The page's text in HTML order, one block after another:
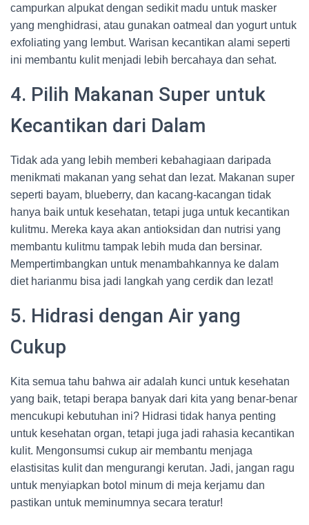
campurkan alpukat dengan sedikit madu untuk masker
yang menghidrasi, atau gunakan oatmeal dan yogurt untuk
exfoliating yang lembut. Warisan kecantikan alami seperti
ini membantu kulit menjadi lebih bercahaya dan sehat.
4. Pilih Makanan Super untuk
Kecantikan dari Dalam
Tidak ada yang lebih memberi kebahagiaan daripada
menikmati makanan yang sehat dan lezat. Makanan super
seperti bayam, blueberry, dan kacang-kacangan tidak
hanya baik untuk kesehatan, tetapi juga untuk kecantikan
kulitmu. Mereka kaya akan antioksidan dan nutrisi yang
membantu kulitmu tampak lebih muda dan bersinar.
Mempertimbangkan untuk menambahkannya ke dalam
diet harianmu bisa jadi langkah yang cerdik dan lezat!
5. Hidrasi dengan Air yang
Cukup
Kita semua tahu bahwa air adalah kunci untuk kesehatan
yang baik, tetapi berapa banyak dari kita yang benar-benar
mencukupi kebutuhan ini? Hidrasi tidak hanya penting
untuk kesehatan organ, tetapi juga jadi rahasia kecantikan
kulit. Mengonsumsi cukup air membantu menjaga
elastisitas kulit dan mengurangi kerutan. Jadi, jangan ragu
untuk menyiapkan botol minum di meja kerjamu dan
pastikan untuk meminumnya secara teratur!